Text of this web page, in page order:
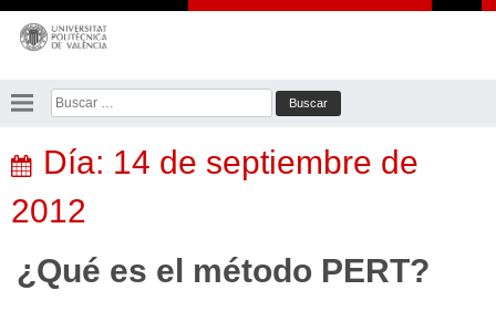
Saltar
contenido
Buscar:
Día: 14 de septiembre de
2012
¿Qué es el método PERT?